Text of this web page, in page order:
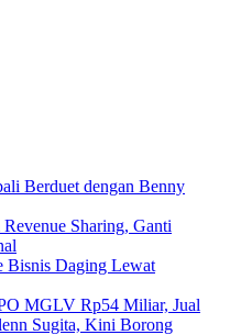
Berduet dengan Benny
Sharing, Ganti
Bisnis Daging Lewat
MGLV Rp54 Miliar, Jual
Sugita, Kini Borong